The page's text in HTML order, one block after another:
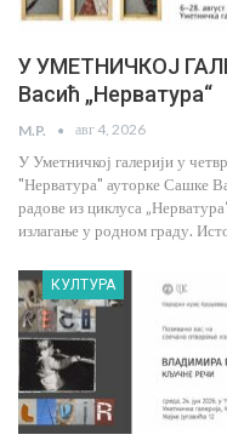
У УМЕТНИЧКОЈ
Васић „Нерватура“
M.P. авг 4, 2026
У Уметничкој галерији у
"Нерватура" ауторке Сашке
радове из циклуса
излагање у родном граду.
КУЛТУРА